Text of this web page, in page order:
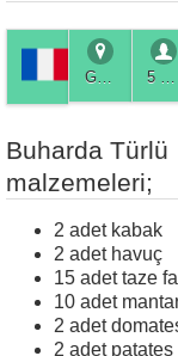
Genel
Buharda Türlü
malzemeleri;
2 adet kabak
2 adet havuç
15 adet taze
10 adet
2 adet
2 adet patates